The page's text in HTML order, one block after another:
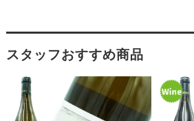
スタッフおすすめ商品